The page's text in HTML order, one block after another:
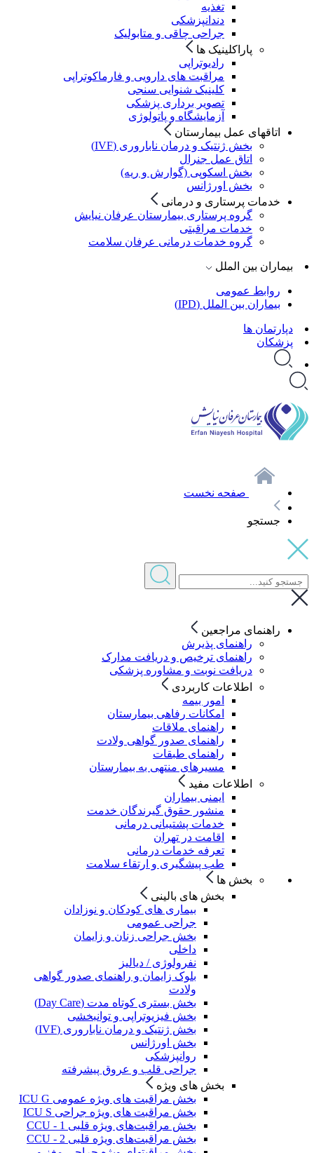
تغذیه
دندانپزشکی
جراحی چاقی و متابولیک
پاراکلینیک ها
رادیوتراپی
مراقبت های دارویی و فارماکوتراپی
کلینیک شنوایی سنجی
تصویر برداری پزشکی
آزمایشگاه و پاتولوژی
اتاقهای عمل بیمارستان
بخش ژنتیک و درمان ناباروری (IVF)
اتاق عمل جنرال
بخش اسکوپی (گوارش و ریه)
بخش اورژانس
خدمات پرستاری و درمانی
گروه پرستاری بیمارستان عرفان نیایش
خدمات مراقبتی
گروه خدمات درمانی عرفان سلامت
بیماران بین الملل
روابط عمومی
بیماران بین الملل (IPD)
دپارتمان ها
پزشکان
صفحه نخست
جستجو
راهنمای مراجعین
راهنمای پذیرش
راهنمای ترخیص و دریافت مدارک
دریافت نوبت و مشاوره پزشکی
اطلاعات کاربردی
امور بیمه
امکانات رفاهی بیمارستان
راهنمای ملاقات
راهنمای صدور گواهی ولادت
راهنمای طبقات
مسیرهای منتهی به بیمارستان
اطلاعات مفید
ایمنی بیماران
منشور حقوق گیرندگان خدمت
خدمات پشتیبانی درمانی
اقامت در تهران
تعرفه خدمات درمانی
طب پیشگیری و ارتقاء سلامت
بخش ها
بخش های بالینی
بیماری های کودکان و نوزادان
جراحی عمومی
بخش جراحی زنان و زایمان
داخلی
نفرولوژی / دیالیز
بلوک زایمان و راهنمای صدور گواهی
ولادت
بخش بستری کوتاه مدت (Day Care)
بخش فیزیوتراپی و توانبخشی
بخش ژنتیک و درمان ناباروری (IVF)
بخش اورژانس
روانپزشکی
جراحی قلب و عروق پیشرفته
بخش های ویژه
بخش مراقبت های ویژه عمومی ICU G
بخش مراقبت های ویژه جراحی ICU S
بخش مراقبت‌های ویژه قلبی CCU - 1
بخش مراقبت‌های ویژه قلبی CCU - 2